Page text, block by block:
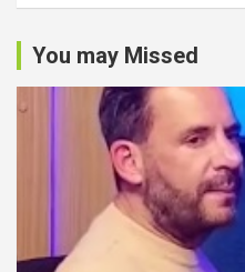
You may Missed